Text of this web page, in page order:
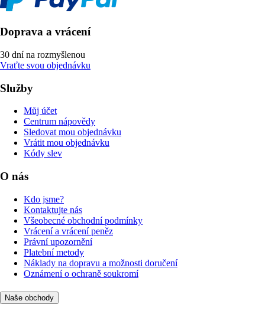
Doprava a vrácení
30 dní na rozmyšlenou
Vraťte svou objednávku
Služby
Můj účet
Centrum nápovědy
Sledovat mou objednávku
Vrátit mou objednávku
Kódy slev
O nás
Kdo jsme?
Kontaktujte nás
Všeobecné obchodní podmínky
Vrácení a vrácení peněz
Právní upozornění
Platební metody
Náklady na dopravu a možnosti doručení
Oznámení o ochraně soukromí
Naše obchody